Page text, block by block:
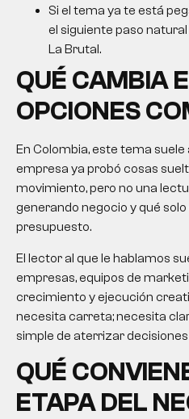
Si el tema ya te está
el siguiente paso
La Brutal.
QUÉ CAMBIA
OPCIONES
En Colombia, este tema
empresa ya probó cosas
movimiento, pero no una
generando negocio y qué
presupuesto.
El lector al que le hablamos
empresas, equipos de
crecimiento y ejecución
necesita carreta; necesita
simple de aterrizar
QUÉ
ETAPA DEL